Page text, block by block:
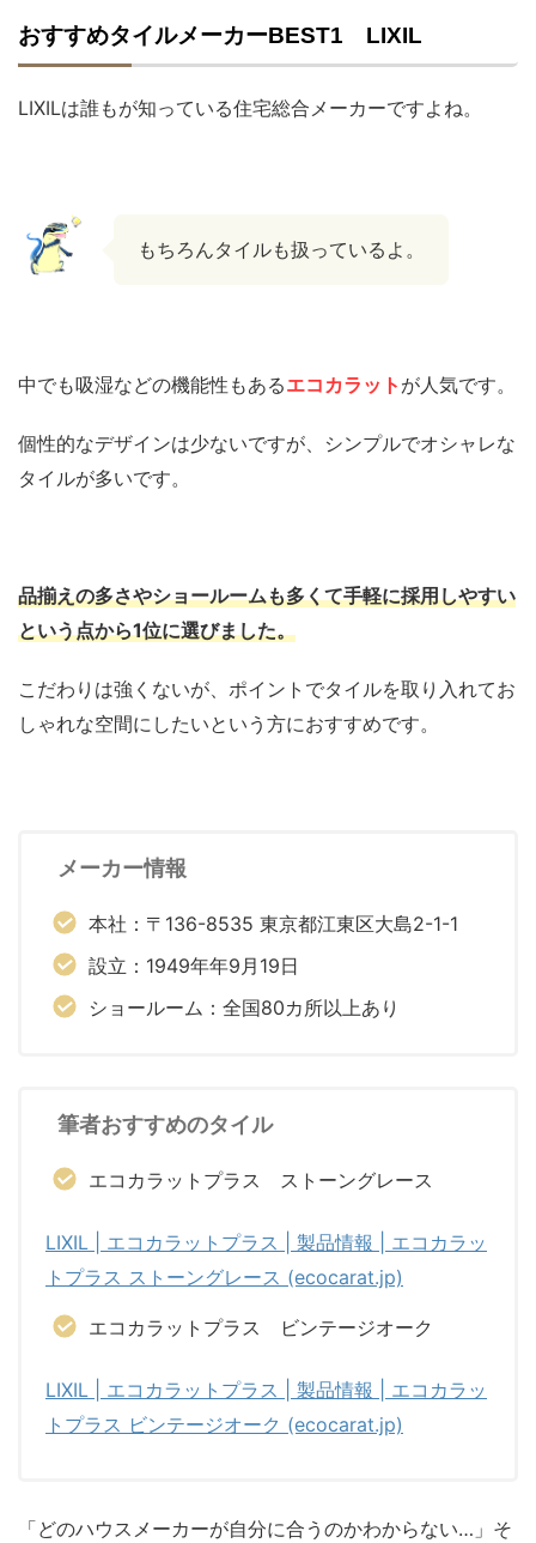
おすすめタイルメーカーBEST1 LIXIL
LIXILは誰もが知っている住宅総合メーカーですよね。
もちろんタイルも扱っているよ。
中でも吸湿などの機能性もあるエコカラット が人気です。
個性的なデザインは少ないですが、シンプルでオシャレな
タイルが多いです。
品揃えの多さやショールームも多くて手軽に採用しやすい
という点から1位に選びました。
こだわりは強くないが、ポイントでタイルを取り入れてお
しゃれな空間にしたいという方におすすめです。
メーカー情報
本社：〒136-8535 東京都江東区大島2-1-1
設立：1949年年9月19日
ショールーム：全国80カ所以上あり
筆者おすすめのタイル
エコカラットプラス ストーングレース
LIXIL | エコカラットプラス | 製品情報 | エコカラッ
トプラス ストーングレース (ecocarat.jp)
エコカラットプラス ビンテージオーク
LIXIL | エコカラットプラス | 製品情報 | エコカラッ
トプラス ビンテージオーク (ecocarat.jp)
「どのハウスメーカーが自分に合うのかわからない…」そ